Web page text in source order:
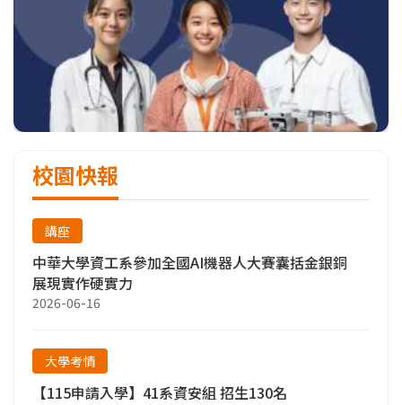
校園快報
講座
中華大學資工系參加全國AI機器人大賽囊括金銀銅
展現實作硬實力
2026-06-16
大學考情
【115申請入學】41系資安組 招生130名